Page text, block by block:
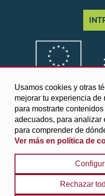
Usamos cookies y otras
mejorar tu experiencia de
para mostrarte
adecuados, para analizar
para comprender de
Ver más en política de
Rechazar
©2025
Aviso legal y Política de
Protección de datos |